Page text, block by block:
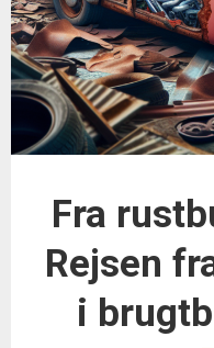
Fra
Rejsen
i